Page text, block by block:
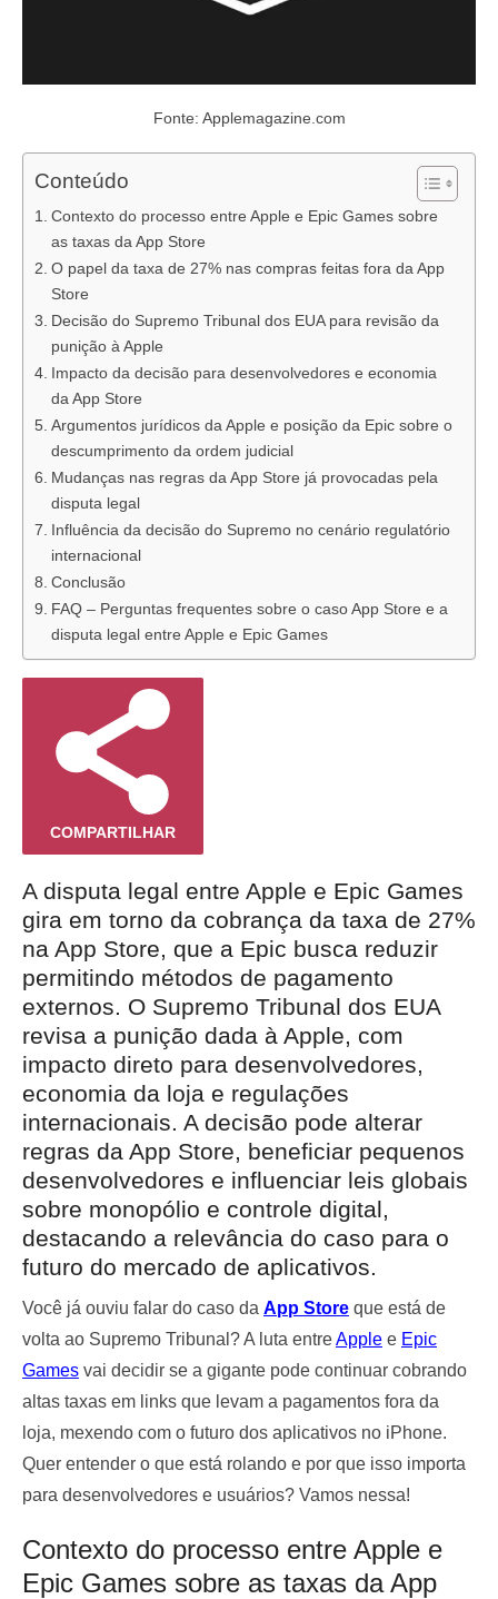
Fonte: Applemagazine.com
Conteúdo
Contexto do processo entre Apple e Epic Games sobre
as taxas da App Store
O papel da taxa de 27% nas compras feitas fora da App
Store
Decisão do Supremo Tribunal dos EUA para revisão da
punição à Apple
Impacto da decisão para desenvolvedores e economia
da App Store
Argumentos jurídicos da Apple e posição da Epic sobre o
descumprimento da ordem judicial
Mudanças nas regras da App Store já provocadas pela
disputa legal
Influência da decisão do Supremo no cenário regulatório
internacional
Conclusão
FAQ – Perguntas frequentes sobre o caso App Store e a
disputa legal entre Apple e Epic Games
COMPARTILHAR
A disputa legal entre Apple e Epic Games
gira em torno da cobrança da taxa de 27%
na App Store, que a Epic busca reduzir
permitindo métodos de pagamento
externos. O Supremo Tribunal dos EUA
revisa a punição dada à Apple, com
impacto direto para desenvolvedores,
economia da loja e regulações
internacionais. A decisão pode alterar
regras da App Store, beneficiar pequenos
desenvolvedores e influenciar leis globais
sobre monopólio e controle digital,
destacando a relevância do caso para o
futuro do mercado de aplicativos.
Você já ouviu falar do caso da App Store que está de
volta ao Supremo Tribunal? A luta entreApple e Epic
Games vai decidir se a gigante pode continuar cobrando
altas taxas em links que levam a pagamentos fora da
loja, mexendo com o futuro dos aplicativos no iPhone.
Quer entender o que está rolando e por que isso importa
para desenvolvedores e usuários? Vamos nessa!
Contexto do processo entre Apple e
Epic Games sobre as taxas da App